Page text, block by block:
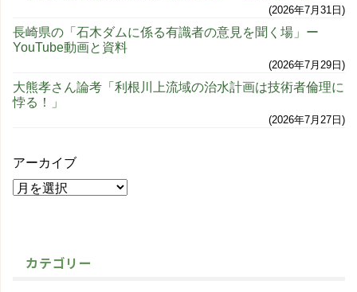
2026年7月31日
長崎県の「石木ダムに係る有識者の意見を聞く場」ー
YouTube動画と資料
2026年7月29日
大熊孝さん論考「利根川上流域の治水計画は技術者倫理に
悖る！」
2026年7月27日
アーカイブ
カテゴリー